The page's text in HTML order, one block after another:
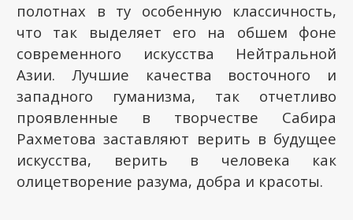
полотнах в ту особенную классичность,
что так выделяет его на обшем фоне
современного искусства Нейтральной
Азии. Лучшие качества восточного и
западного гуманизма, так отчетливо
проявленные в творчестве Сабира
Рахметова заставляют верить в будущее
искусства, верить в человека как
олицетворение разума, добра и красоты.